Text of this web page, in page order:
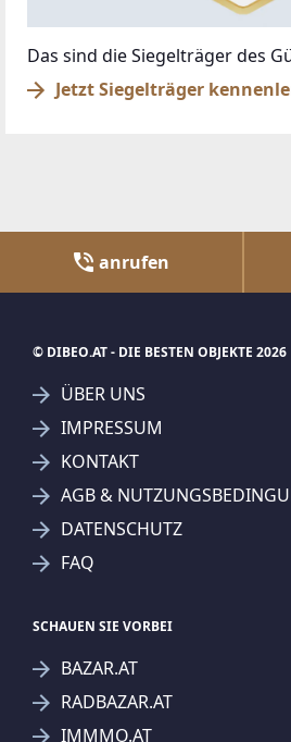
Das sind die Siegelträger des
Jetzt Siegelträger
anrufen
© DIBEO.AT - DIE BESTEN OBJEKTE 2026
ÜBER UNS
IMPRESSUM
KONTAKT
AGB &
DATENSCHUTZ
FAQ
SCHAUEN SIE VORBEI
BAZAR.AT
RADBAZAR.AT
IMMMO.AT